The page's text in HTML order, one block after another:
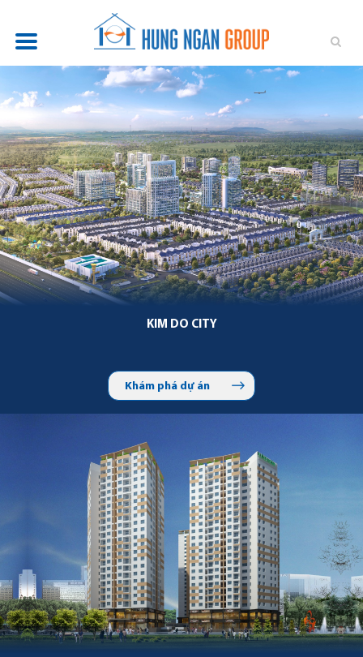
TỔNG QUAN
DỰ ÁN
TIN TỨC
QUAN HỆ ĐẦU TƯ
PHÁT TRIỂN BỀN VỮNG
TUYỂN DỤNG
LIÊN HỆ
KIM DO CITY
Khám phá dự án